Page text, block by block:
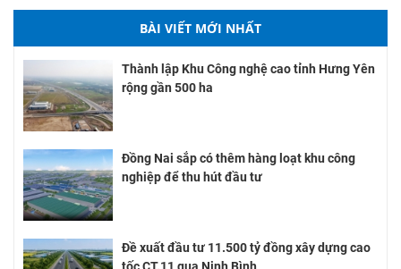
BÀI VIẾT MỚI NHẤT
Thành lập Khu Công nghệ cao tỉnh Hưng Yên
rộng gần 500 ha
Đồng Nai sắp có thêm hàng loạt khu công
nghiệp để thu hút đầu tư
Đề xuất đầu tư 11.500 tỷ đồng xây dựng cao
tốc CT.11 qua Ninh Bình